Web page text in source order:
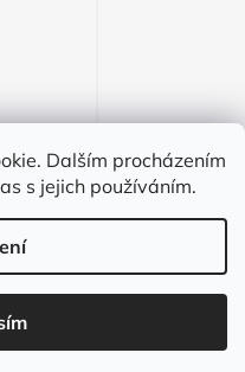
Dalším procházením
s jejich používáním.